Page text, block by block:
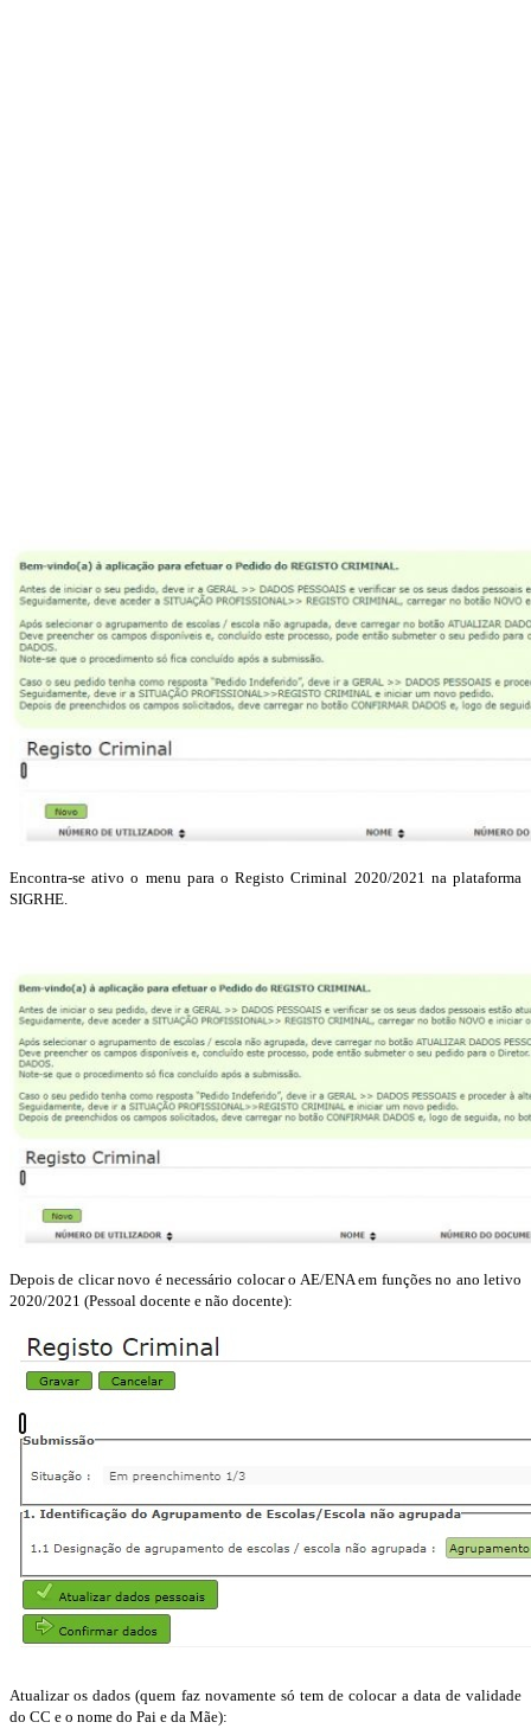
Encontra-se ativo o menu para o Registo Criminal 2020/2021 na plataforma
SIGRHE.
Depois de clicar novo é necessário colocar o AE/ENA em funções no ano letivo
2020/2021 (Pessoal docente e não docente):
Atualizar os dados (quem faz novamente só tem de colocar a data de validade
do CC e o nome do Pai e da Mãe):